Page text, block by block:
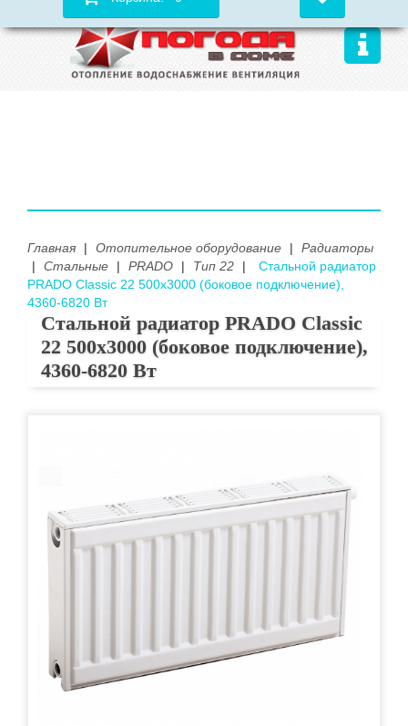
Главная | Отопительное оборудование |
Радиаторы
|
Стальные | PRADO | Тип 22 |
Стальной радиатор
PRADO Classic 22 500х3000 (боковое подключение),
4360-6820 Вт
Стальной радиатор PRADO Classic
22 500х3000 (боковое подключение),
4360-6820 Вт